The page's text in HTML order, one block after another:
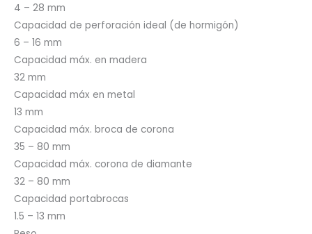
4 – 28 mm
Capacidad de perforación ideal (de hormigón)
6 – 16 mm
Capacidad máx. en madera
32 mm
Capacidad máx en metal
13 mm
Capacidad máx. broca de corona
35 – 80 mm
Capacidad máx. corona de diamante
32 – 80 mm
Capacidad portabrocas
1.5 – 13 mm